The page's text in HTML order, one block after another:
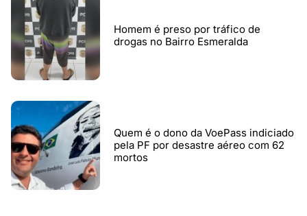
Homem é preso por tráfico de
drogas no Bairro Esmeralda
Quem é o dono da VoePass indiciado
pela PF por desastre aéreo com 62
mortos